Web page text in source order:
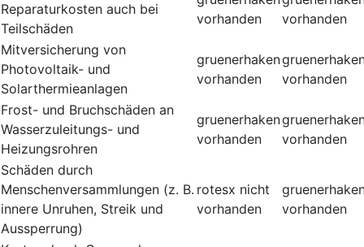
Reparaturkosten auch bei
Teilschäden
vorhanden
vorhanden
Mitversicherung von
Photovoltaik- und
Solarthermieanlagen
gruenerhaken
vorhanden
vorhanden
Frost- und Bruchschäden an
Wasserzuleitungs- und
Heizungsrohren
gruenerhaken
vorhanden
vorhanden
Schäden durch
Menschenversammlungen (z. B.
innere Unruhen, Streik und
Aussperrung)
rotesx nicht
vorhanden
vorhanden